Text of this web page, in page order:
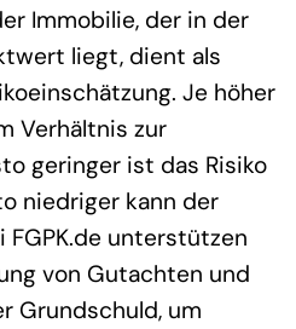
Immobilie, der in der
liegt, dient als
Je höher
Verhältnis zur
geringer ist das Risiko
niedriger kann der
FGPK.de unterstützen
von Gutachten und
Grundschuld, um